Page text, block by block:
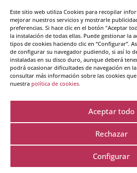
Este sitio web utiliza Cookies para recopilar
mejorar nuestros servicios y mostrarle
preferencias. Si hace clic en el botón "Aceptar
la instalación de todas ellas. Puede gestionar la
tipos de cookies haciendo clic en “Configurar”.
de configurar su navegador pudiendo, si así lo
instaladas en su disco duro, aunque deberá
podrá ocasionar dificultades de navegación en
consultar más información sobre las cookies
nuestra política de cookies.
Aceptar todo
Rechazar
Configurar
Guarda mi nombre, correo
este navegador para la próxima
Cursos destacados